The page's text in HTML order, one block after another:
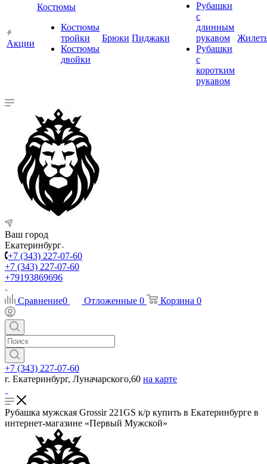
Акции
Костюмы
Костюмы
тройки
Костюмы
двойки
Брюки Пиджаки
Рубашки
с
длинным
рукавом
Рубашки
с
коротким
рукавом
Ваш город
Екатеринбург
+7 (343) 227-07-60
+7 (343) 227-07-60
+79193869696
Сравнение0 Отложенные 0 Корзина 0
+7 (343) 227-07-60
г. Екатеринбург, Луначарского,60 на карте
Рубашка мужская Grossir 221GS к/р купить в Екатеринбурге в
интернет-магазине «Первый Мужской»